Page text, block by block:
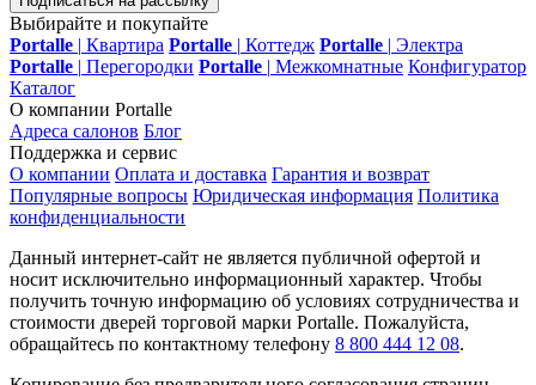
Выбирайте и покупайте
Portalle | Квартира Portalle | Коттедж Portalle | Электра
Portalle | Перегородки Portalle | Межкомнатные Конфигуратор
Каталог
О компании Portalle
Адреса салонов Блог
Поддержка и сервис
О компании Оплата и доставка Гарантия и возврат
Популярные вопросы Юридическая информация Политика
конфиденциальности
Данный интернет-сайт не является публичной офертой и
носит исключительно информационный характер. Чтобы
получить точную информацию об условиях сотрудничества и
стоимости дверей торговой марки Portalle. Пожалуйста,
обращайтесь по контактному телефону 8 800 444 12 08.